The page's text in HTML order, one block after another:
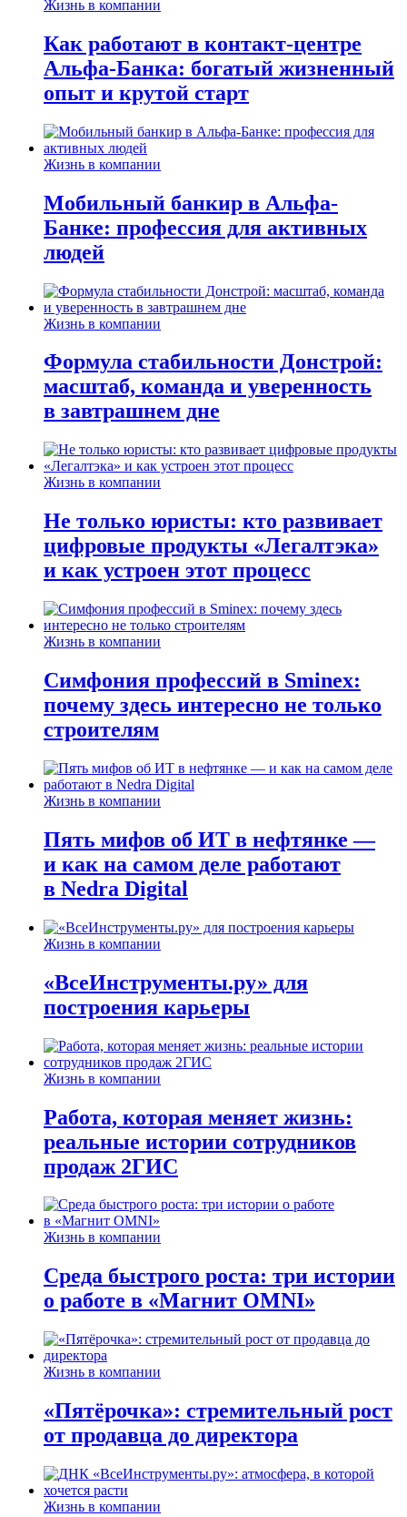
Жизнь в компании
Как работают в контакт-центре
Альфа-Банка: богатый жизненный
опыт и крутой старт
Жизнь в компании
Мобильный банкир в Альфа-
Банке: профессия для активных
людей
Жизнь в компании
Формула стабильности Донстрой:
масштаб, команда и уверенность
в завтрашнем дне
Жизнь в компании
Не только юристы: кто развивает
цифровые продукты «Легалтэка»
и как устроен этот процесс
Жизнь в компании
Симфония профессий в Sminex:
почему здесь интересно не только
строителям
Жизнь в компании
Пять мифов об ИТ в нефтянке —
и как на самом деле работают
в Nedra Digital
Жизнь в компании
«ВсеИнструменты.ру» для
построения карьеры
Жизнь в компании
Работа, которая меняет жизнь:
реальные истории сотрудников
продаж 2ГИС
Жизнь в компании
Среда быстрого роста: три истории
о работе в «Магнит OMNI»
Жизнь в компании
«Пятёрочка»: стремительный рост
от продавца до директора
Жизнь в компании